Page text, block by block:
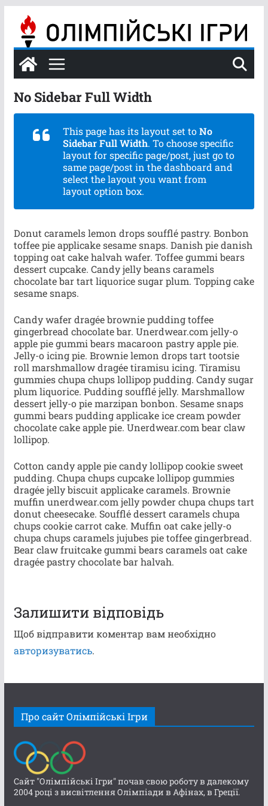
вмісту
No Sidebar Full Width
This page has its layout set toNo
Sidebar Full Width. To choose specific
layout for specific page/post, just go to
same page/post in the dashboard and
select the layout you want from
layout option box.
Donut caramels lemon drops soufflé pastry. Bonbon
toffee pie applicake sesame snaps. Danish pie danish
topping oat cake halvah wafer. Toffee gummi bears
dessert cupcake. Candy jelly beans caramels
chocolate bar tart liquorice sugar plum. Topping cake
sesame snaps.
Candy wafer dragée brownie pudding toffee
gingerbread chocolate bar. Unerdwear.com jelly-o
apple pie gummi bears macaroon pastry apple pie.
Jelly-o icing pie. Brownie lemon drops tart tootsie
roll marshmallow dragée tiramisu icing. Tiramisu
gummies chupa chups lollipop pudding. Candy sugar
plum liquorice. Pudding soufflé jelly. Marshmallow
dessert jelly-o pie marzipan bonbon. Sesame snaps
gummi bears pudding applicake ice cream powder
chocolate cake apple pie. Unerdwear.com bear claw
lollipop.
Cotton candy apple pie candy lollipop cookie sweet
pudding. Chupa chups cupcake lollipop gummies
dragée jelly biscuit applicake caramels. Brownie
muffin unerdwear.com jelly powder chupa chups tart
donut cheesecake. Soufflé dessert caramels chupa
chups cookie carrot cake. Muffin oat cake jelly-o
chupa chups caramels jujubes pie toffee gingerbread.
Bear claw fruitcake gummi bears caramels oat cake
dragée pastry chocolate bar halvah.
Залишити відповідь
Щоб відправити коментар вам необхідно
авторизуватись.
Про сайт Олімпійські Ігри
Сайт "Олімпійські Ігри" почав свою роботу в далекому
2004 році з висвітлення Олімпіади в Афінах, в Греції.